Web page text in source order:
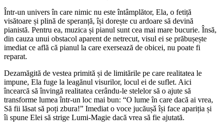
Într-un univers în care nimic nu este întâmplător, Ela, o fetiță
visătoare și plină de speranță, își dorește cu ardoare să devină
pianistă. Pentru ea, muzica și pianul sunt cea mai mare bucurie. Însă,
din cauza unui obstacol aparent de netrecut, visul ei se prăbușește
imediat ce află că pianul la care exersează de obicei, nu poate fi
reparat.
Dezamăgită de vestea primită și de limitările pe care realitatea le
impune, Ela fuge la leagănul visurilor, locul ei de suflet. Aici
încearcă să învingă realitatea cerându-le stelelor să o ajute să
transforme lumea într-un loc mai bun: “O lume în care dacă ai vrea,
Să fii lăsat să poți zbura!” Imediat o voce jucăușǎ își face apariția și
îi spune Elei să strige Lumi-Magie dacă vrea să fie ajutată.